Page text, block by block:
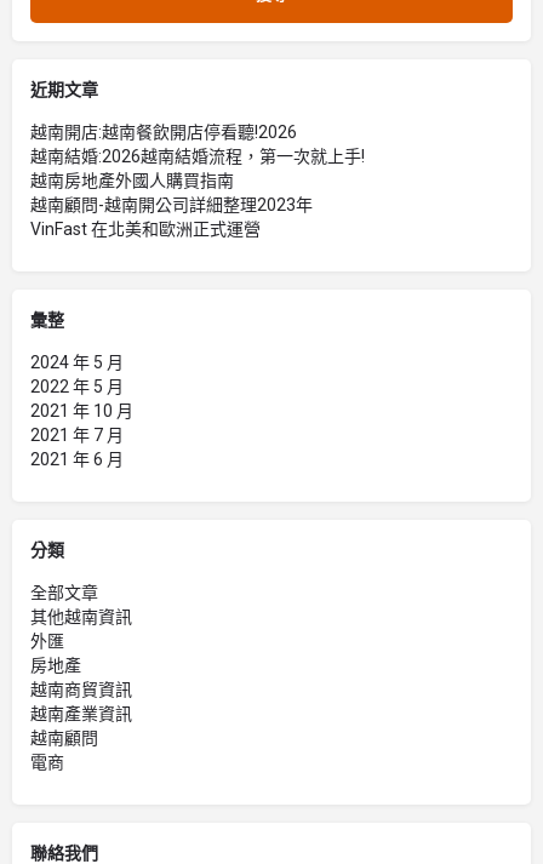
近期文章
越南開店:越南餐飲開店停看聽!2026
越南結婚:2026越南結婚流程，第一次就上手!
越南房地產外國人購買指南
越南顧問-越南開公司詳細整理2023年
VinFast 在北美和歐洲正式運營
彙整
2024 年 5 月
2022 年 5 月
2021 年 10 月
2021 年 7 月
2021 年 6 月
分類
全部文章
其他越南資訊
外匯
房地產
越南商貿資訊
越南產業資訊
越南顧問
電商
聯絡我們